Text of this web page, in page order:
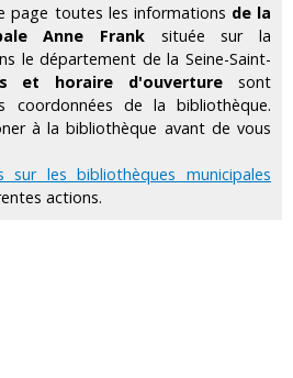
page toutes les informations de la
Anne Frank située sur la
le département de la Seine-Saint-
et horaire d'ouverture sont
coordonnées de la bibliothèque.
à la bibliothèque avant de vous
sur les bibliothèques municipales
actions.